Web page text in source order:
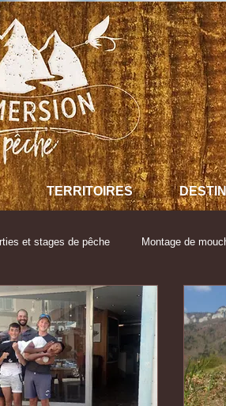
TERRITOIRES
et stages de pêche Montage de